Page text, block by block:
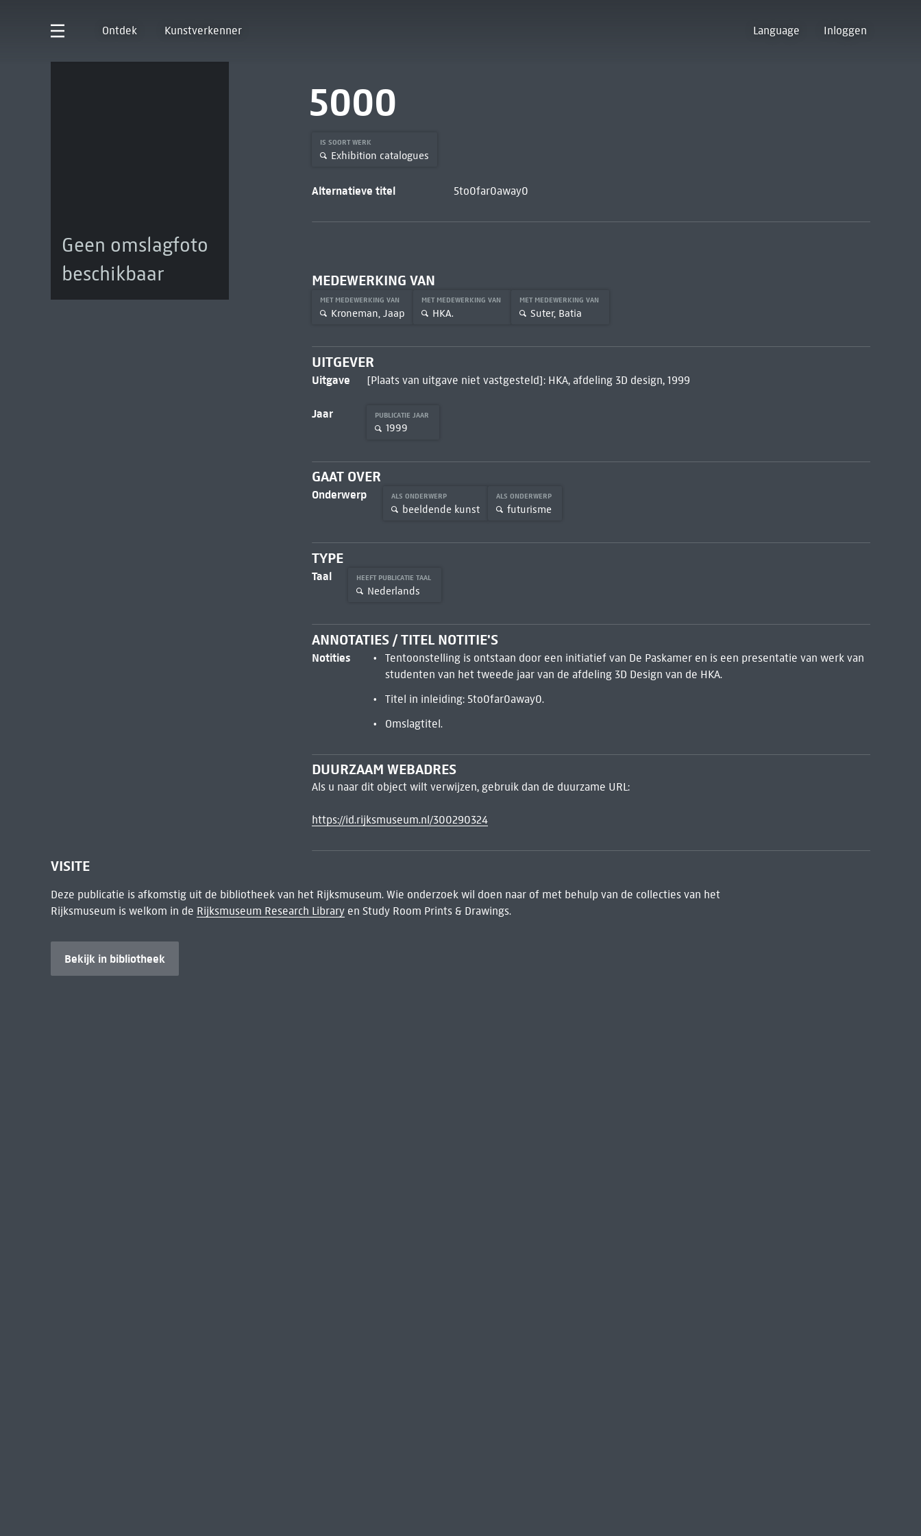
Ontdek Kunstverkenner Language Inloggen
Geen omslagfoto
beschikbaar
5000
IS SOORT WERK
Exhibition catalogues
Alternatieve titel 5to0far0away0
MEDEWERKING VAN
MET MEDEWERKING VAN
Kroneman, Jaap
MET MEDEWERKING VAN
HKA.
MET MEDEWERKING VAN
Suter, Batia
UITGEVER
Uitgave [Plaats van uitgave niet vastgesteld]: HKA, afdeling 3D design, 1999
Jaar PUBLICATIE JAAR
1999
GAAT OVER
Onderwerp ALS ONDERWERP
beeldende kunst
ALS ONDERWERP
futurisme
TYPE
Taal HEEFT PUBLICATIE TAAL
Nederlands
ANNOTATIES / TITEL NOTITIE'S
Notities
Tentoonstelling is ontstaan door een initiatief van De Paskamer en is een presentatie van werk van
studenten van het tweede jaar van de afdeling 3D Design van de HKA.
Titel in inleiding: 5to0far0away0.
Omslagtitel.
DUURZAAM WEBADRES
Als u naar dit object wilt verwijzen, gebruik dan de duurzame URL:
https://id.rijksmuseum.nl/300290324
VISITE
Deze publicatie is afkomstig uit de bibliotheek van het Rijksmuseum. Wie onderzoek wil doen naar of met behulp van de collecties van het
Rijksmuseum is welkom in de Rijksmuseum Research Libraryen Study Room Prints & Drawings.
Bekijk in bibliotheek